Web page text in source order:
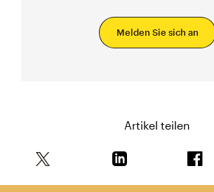
Melden Sie sich an
Artikel teilen